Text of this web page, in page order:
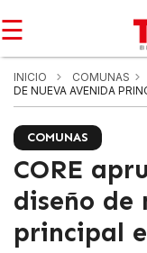
☰
INICIO COMUNAS
DE NUEVA AVENIDA
COMUNAS
CORE
diseño de
principal